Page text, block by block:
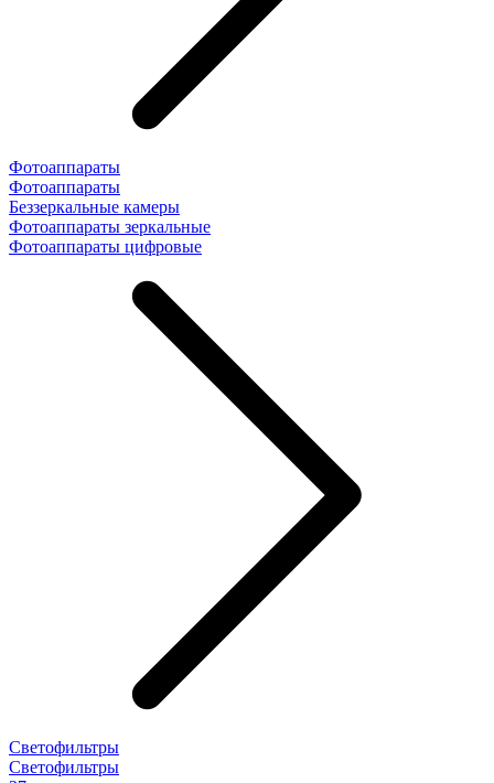
Фотоаппараты
Фотоаппараты
Беззеркальные камеры
Фотоаппараты зеркальные
Фотоаппараты цифровые
Светофильтры
Светофильтры